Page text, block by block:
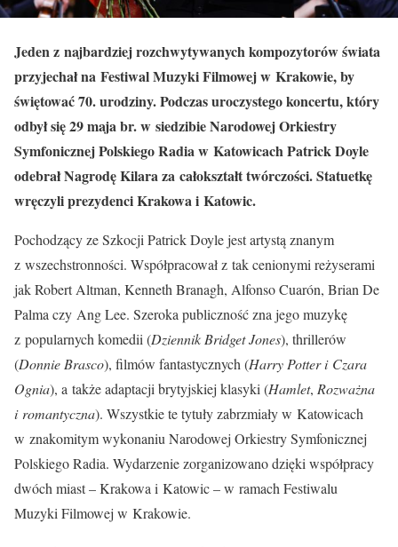
Jeden z najbardziej rozchwytywanych kompozytorów świata
przyjechał na Festiwal Muzyki Filmowej w Krakowie, by
świętować 70. urodziny. Podczas uroczystego koncertu, który
odbył się 29 maja br. w siedzibie Narodowej Orkiestry
Symfonicznej Polskiego Radia w Katowicach Patrick Doyle
odebrał Nagrodę Kilara za całokształt twórczości. Statuetkę
wręczyli prezydenci Krakowa i Katowic.
Pochodzący ze Szkocji Patrick Doyle jest artystą znanym
z wszechstronności. Współpracował z tak cenionymi reżyserami
jak Robert Altman, Kenneth Branagh, Alfonso Cuarón, Brian De
Palma czy Ang Lee. Szeroka publiczność zna jego muzykę
z popularnych komedii (Dziennik Bridget Jones), thrillerów
(Donnie Brasco), filmów fantastycznych (Harry Potter i Czara
Ognia), a także adaptacji brytyjskiej klasyki (Hamlet, Rozważna
i romantyczna). Wszystkie te tytuły zabrzmiały w Katowicach
w znakomitym wykonaniu Narodowej Orkiestry Symfonicznej
Polskiego Radia. Wydarzenie zorganizowano dzięki współpracy
dwóch miast – Krakowa i Katowic – w ramach Festiwalu
Muzyki Filmowej w Krakowie.